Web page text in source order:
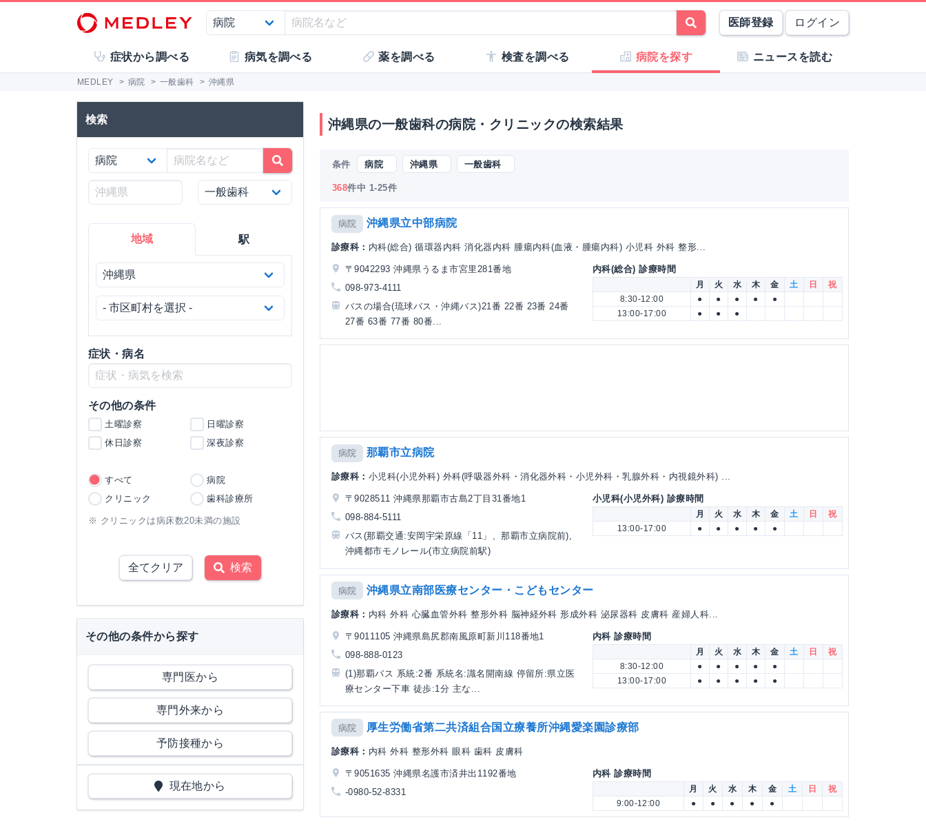
医師登録 ログイン
症状から調べる 病気を調べる 薬を調べる 検査を調べる 病院を探す ニュースを読む
MEDLEY > 病院 > 一般歯科 > 沖縄県
検索
地域 駅
症状・病名
その他の条件
土曜診察
日曜診察
休日診察
深夜診察
すべて
病院
クリニック
歯科診療所
※ クリニックは病床数20未満の施設
全てクリア 検索
その他の条件から探す
専門医から
専門外来から
予防接種から
現在地から
沖縄県の一般歯科の病院・クリニックの検索結果
条件 病院 沖縄県 一般歯科
368件中 1-25件
病院 沖縄県立中部病院
診療科： 内科(総合) 循環器内科 消化器内科 腫瘍内科(血液・腫瘍内科) 小児科 外科 整形...
〒9042293 沖縄県うるま市宮里281番地
098-973-4111
バスの場合(琉球バス・沖縄バス)21番 22番 23番 24番
27番 63番 77番 80番...
内科(総合) 診療時間
月 火 水 木 金 土 日
祝
8:30-12:00
● ● ● ●
●
13:00-17:00
● ● ●
病院 那覇市立病院
診療科： 小児科(小児外科) 外科(呼吸器外科・消化器外科・小児外科・乳腺外科・内視鏡外科) ...
〒9028511 沖縄県那覇市古島2丁目31番地1
098-884-5111
バス(那覇交通:安岡宇栄原線「11」、那覇市立病院前),
沖縄都市モノレール(市立病院前駅)
小児科(小児外科) 診療時間
月 火 水 木 金 土 日
祝
13:00-17:00
● ● ● ● ●
病院 沖縄県立南部医療センター・こどもセンター
診療科： 内科 外科 心臓血管外科 整形外科 脳神経外科 形成外科 泌尿器科 皮膚科 産婦人科...
〒9011105 沖縄県島尻郡南風原町新川118番地1
098-888-0123
(1)那覇バス 系統:2番 系統名:識名開南線 停留所:県立医
療センター下車 徒歩:1分 主な...
内科 診療時間
月 火 水 木 金 土 日
祝
8:30-12:00
● ● ● ●
●
13:00-17:00
● ● ● ● ●
病院 厚生労働省第二共済組合国立療養所沖縄愛楽園診療部
診療科： 内科 外科 整形外科 眼科 歯科 皮膚科
〒9051635 沖縄県名護市済井出1192番地
-0980-52-8331
内科 診療時間
月 火 水 木 金 土 日
祝
9:00-12:00
● ● ● ● ●